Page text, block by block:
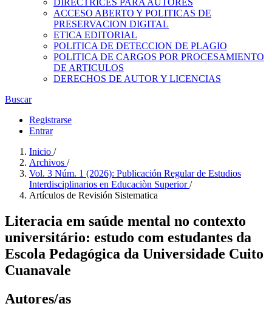
DIRECTRICES PARA AUTORES
ACCESO ABERTO Y POLITICAS DE
PRESERVACION DIGITAL
ETICA EDITORIAL
POLITICA DE DETECCION DE PLAGIO
POLITICA DE CARGOS POR PROCESAMIENTO
DE ARTICULOS
DERECHOS DE AUTOR Y LICENCIAS
Buscar
Registrarse
Entrar
Inicio /
Archivos /
Vol. 3 Núm. 1 (2026): Publicación Regular de Estudios
Interdisciplinarios en Educaciòn Superior/
Artículos de Revisión Sistematica
Literacia em saúde mental no contexto
universitário: estudo com estudantes da
Escola Pedagógica da Universidade Cuito
Cuanavale
Autores/as